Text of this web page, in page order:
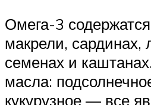
Омега-3
макрели, сардинах,
семенах и
масла:
кукурузное — все